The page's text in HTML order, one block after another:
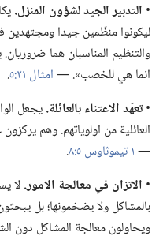
‏• التدبير الجيد لشؤون المنزل.‏
ليكونوا منظّمين جيدا ومجتهدين
والتنظيم المناسبان هما
انما هي للخصب».‏ —‏امثال ٢١:‏٥
‏.‏
‏•تعهّد الاعتناء بالعائلة.‏يجعل
العائلية من اولوياتهم.‏ وهم
—‏١ تيموثاوس ٥:‏٨
‏.‏
‏• الاتزان في معالجة الامور.‏لا
بالمشاكل ولا يضخمونها؛‏ بل
ويحاولون معالجة المشاكل دون